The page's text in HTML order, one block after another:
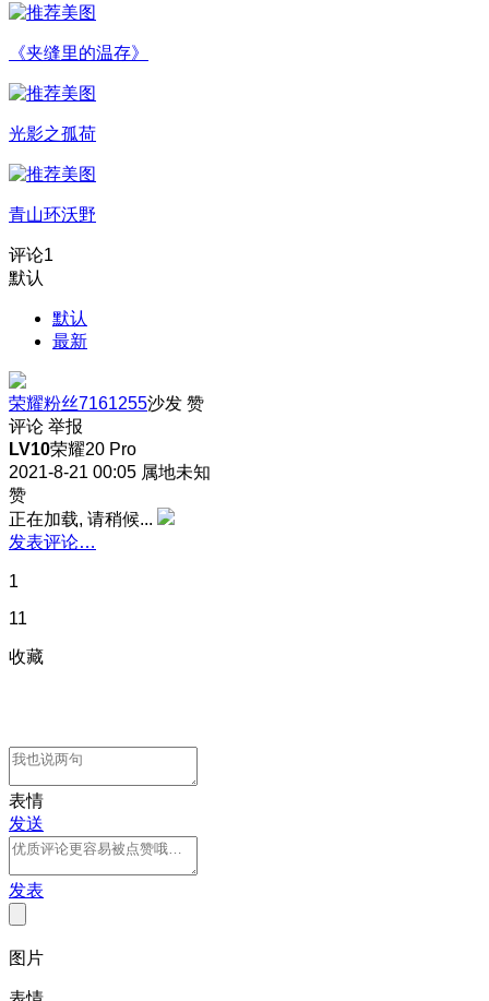
《夹缝里的温存》
光影之孤荷
青山环沃野
评论1
默认
默认
最新
荣耀粉丝7161255沙发 赞
评论 举报
LV10荣耀20 Pro
2021-8-21 00:05 属地未知
赞
正在加载, 请稍候...
发表评论…
1
11
收藏
表情
发送
发表
图片